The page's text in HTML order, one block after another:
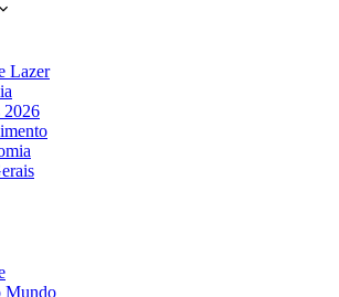
Lazer
2026
Mundo